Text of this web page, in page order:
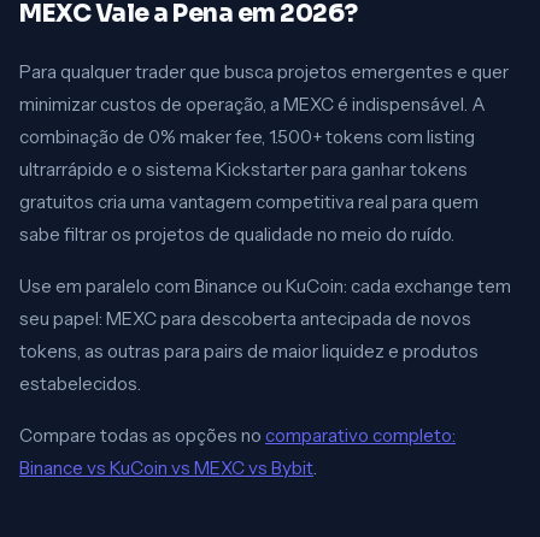
MEXC Vale a Pena em 2026?
Para qualquer trader que busca projetos emergentes e quer
minimizar custos de operação, a MEXC é indispensável. A
combinação de 0% maker fee, 1.500+ tokens com listing
ultrarrápido e o sistema Kickstarter para ganhar tokens
gratuitos cria uma vantagem competitiva real para quem
sabe filtrar os projetos de qualidade no meio do ruído.
Use em paralelo com Binance ou KuCoin: cada exchange tem
seu papel: MEXC para descoberta antecipada de novos
tokens, as outras para pairs de maior liquidez e produtos
estabelecidos.
Compare todas as opções no comparativo completo:
Binance vs KuCoin vs MEXC vs Bybit.